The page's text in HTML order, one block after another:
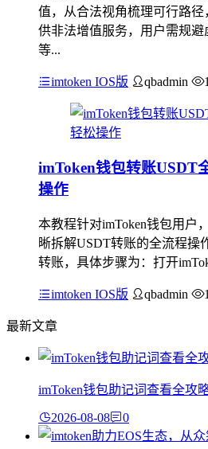
值，从合法视角梳理可行路径
供非法增值服务，用户需规
等...
imtoken IOS版 qbadmin
imToken钱包转账USDT
操作
本教程针对imToken钱包用户
晰拆解USDT转账的全流程操
转账，具体步骤为：打开
imtoken IOS版 qbadmin
最新文章
imToken钱包助记词查看全攻
2026-08-08 0